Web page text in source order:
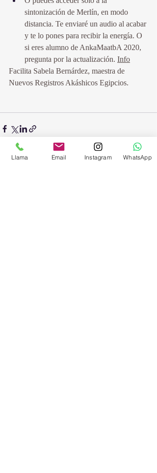
sintonización de Merlín, en modo
distancia. Te enviaré un audio al acabar
y te lo pones para recibir la energía. O
si eres alumno de AnkaMaatbA 2020,
pregunta por la actualización. Info
Facilita Sabela Bernárdez, maestra de
Nuevos Registros Akáshicos Egipcios.
Llama Email Instagram WhatsApp